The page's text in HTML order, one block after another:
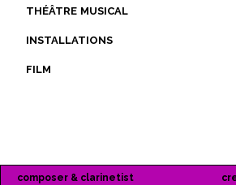
film
installations
théâtre musical
composer & clarinetist